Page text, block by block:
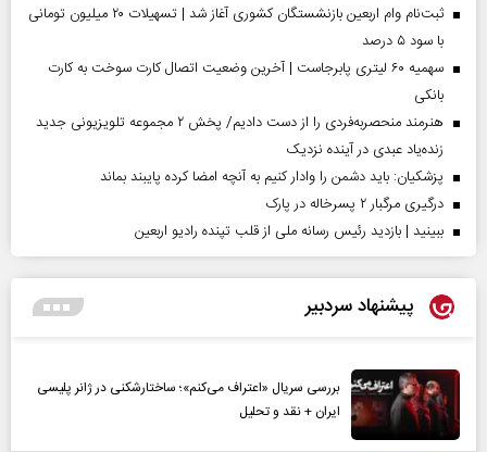
ثبت‌نام وام اربعین بازنشستگان کشوری آغاز شد | تسهیلات ۲۰ میلیون تومانی
با سود ۵ درصد
سهمیه ۶۰ لیتری پابرجاست | آخرین وضعیت اتصال کارت سوخت به کارت
بانکی
هنرمند منحصر‌به‌فردی را از دست دادیم/ پخش ۲ مجموعه تلویزیونی جدید
زنده‌یاد عبدی در آینده نزدیک
پزشکیان: باید دشمن را وادار کنیم به آنچه امضا کرده پایبند بماند
درگیری مرگبار ۲ پسرخاله در پارک
ببینید | بازدید رئیس رسانه ملی از قلب تپنده رادیو اربعین
پیشنهاد سردبیر
بررسی سریال «اعتراف می‌کنم»؛ ساختارشکنی در ژانر پلیسی
ایران + نقد و تحلیل